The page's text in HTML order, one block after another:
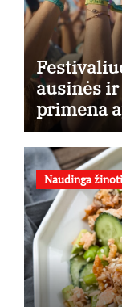
ausinės
primena
Naudinga žinoti